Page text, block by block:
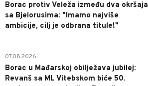
Borac protiv Veleža između dva okršaja
sa Bjelorusima: "Imamo najviše
ambicije, cilj je odbrana titule!"
07.08.2026.
Borac u Mađarskoj obilježava jubilej:
Revanš sa ML Vitebskom biće 50.